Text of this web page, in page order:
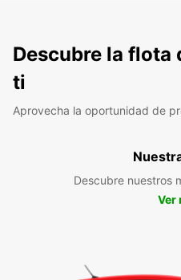
Descubre la flota
ti
Aprovecha la oportunidad de
Descubre nuestros
Ver